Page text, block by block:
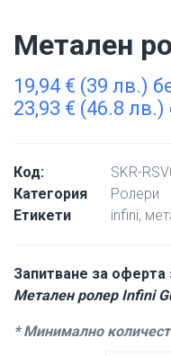
Метален
19,94 € (39 лв.)
23,93 € (46.8
Код:
SKR-
Категория
Ролери
Етикети
infini,
Запитване за оферта
Метален ролер Infini
* Минимално